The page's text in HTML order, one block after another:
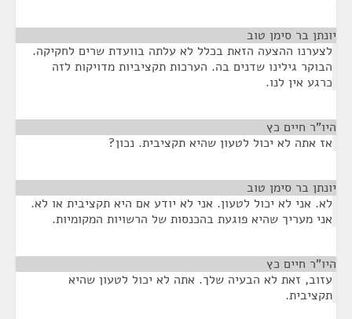
יונתן בר סימן טוב
לצערנו ההצעה הזאת בכלל לא עלתה בוועדת שרים לחקיקה.
הבוקר גילינו שדנים בה. הערכות תקציביות מדויקות לזה
כרגע אין לנו.
היו"ר חיים כץ
אז אתה לא יכול לטעון שהיא תקציבית. נכון?
יונתן בר סימן טוב
לא. אני לא יכול לטעון. אני לא יודע אם היא תקציבית או לא.
אני מעריך שהיא פוגעת בהכנסות של הרשויות המקומיות.
היו"ר חיים כץ
עזוב, זאת לא הבעיה שלך. אתה לא יכול לטעון שהיא
תקציבית.